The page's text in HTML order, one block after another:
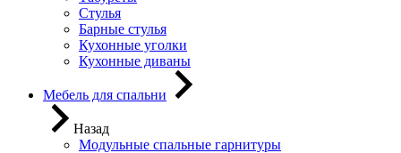
Стулья
Барные стулья
Кухонные уголки
Кухонные диваны
Мебель для спальни
Назад
Модульные спальные гарнитуры